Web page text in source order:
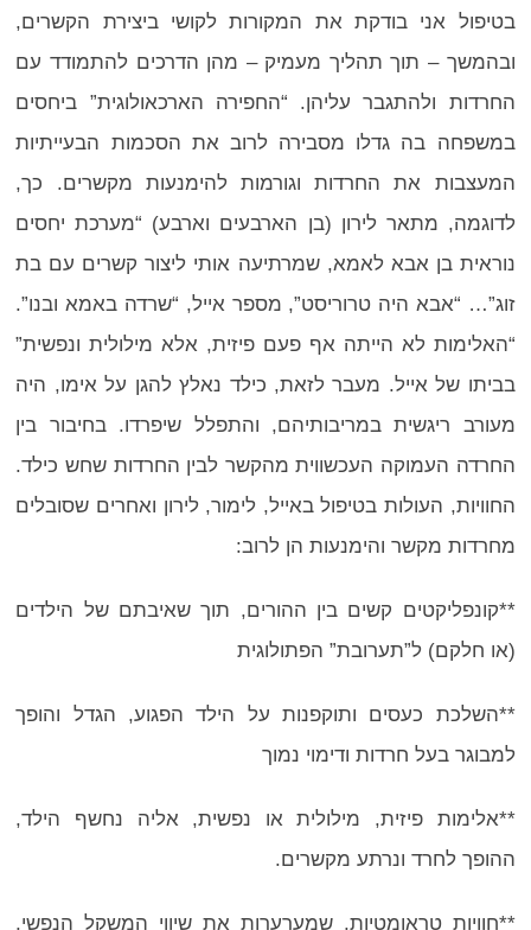
בטיפול אני בודקת את המקורות לקושי ביצירת הקשרים,
ובהמשך – תוך תהליך מעמיק – מהן הדרכים להתמודד עם
החרדות ולהתגבר עליהן. “החפירה הארכאולוגית” ביחסים
במשפחה בה גדלו מסבירה לרוב את הסכמות הבעייתיות
המעצבות את החרדות וגורמות להימנעות מקשרים. כך,
לדוגמה, מתאר לירון (בן הארבעים וארבע) “מערכת יחסים
נוראית בן אבא לאמא, שמרתיעה אותי ליצור קשרים עם בת
זוג”… “אבא היה טרוריסט”, מספר אייל, “שרדה באמא ובנו”.
“האלימות לא הייתה אף פעם פיזית, אלא מילולית ונפשית”
בביתו של אייל. מעבר לזאת, כילד נאלץ להגן על אימו, היה
מעורב ריגשית במריבותיהם, והתפלל שיפרדו. בחיבור בין
החרדה העמוקה העכשווית מהקשר לבין החרדות שחש כילד.
החוויות, העולות בטיפול באייל, לימור, לירון ואחרים שסובלים
מחרדות מקשר והימנעות הן לרוב:
**קונפליקטים קשים בין ההורים, תוך שאיבתם של הילדים
(או חלקם) ל”תערובת” הפתולוגית
**השלכת כעסים ותוקפנות על הילד הפגוע, הגדל והופך
למבוגר בעל חרדות ודימוי נמוך
**אלימות פיזית, מילולית או נפשית, אליה נחשף הילד,
ההופך לחרד ונרתע מקשרים.
**חוויות טראומטיות, שמערערות את שיווי המשקל הנפשי,